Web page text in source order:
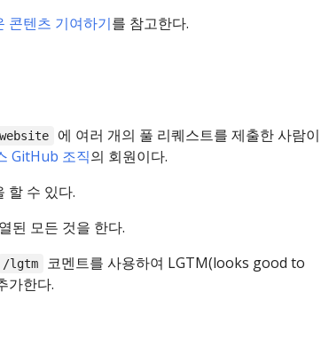
콘텐츠 기여하기를 참고한다.
에 여러 개의 풀 리퀘스트를 제출한 사람이
GitHub 조직의 회원이다.
할 수 있다.
된 모든 것을 한다.
/lgtm
코멘트를 사용하여 LGTM(looks good to
가한다.